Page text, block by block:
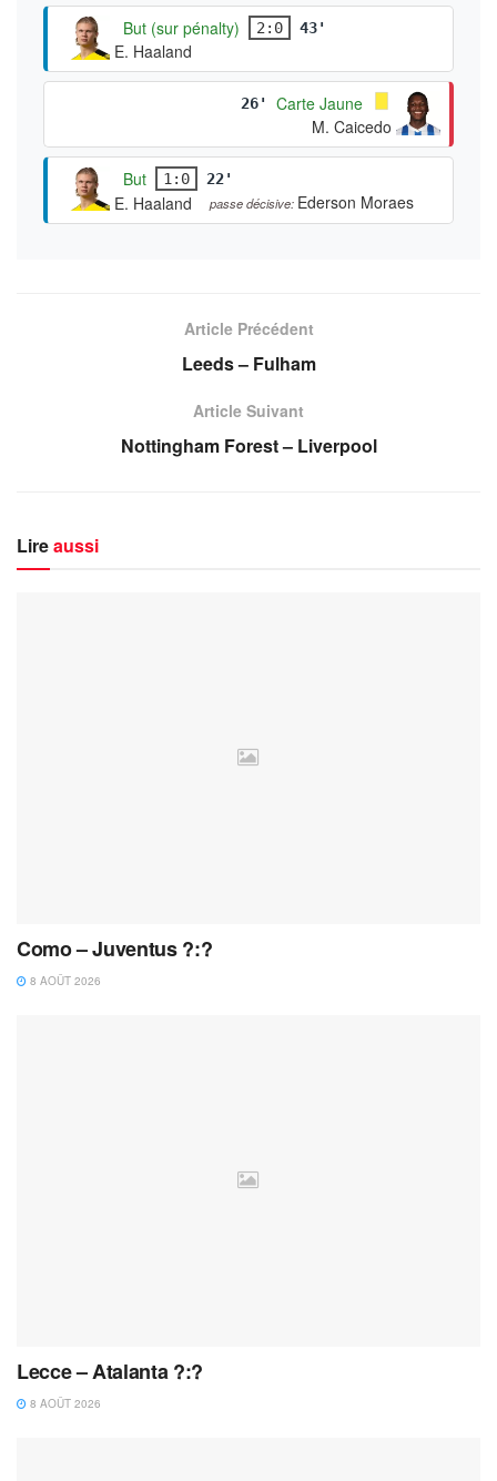
But (sur pénalty) 2:0 43'
E. Haaland
26'
Carte Jaune
M. Caicedo
But 1:0 22'
E. Haaland passe décisive: Ederson Moraes
Article Précédent
Leeds – Fulham
Article Suivant
Nottingham Forest – Liverpool
Lireaussi
Como – Juventus ?:?
8 AOÛT 2026
Lecce – Atalanta ?:?
8 AOÛT 2026